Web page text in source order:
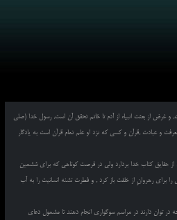
غرض از بعثت انبیاء از آدم تا خاتم تحقق آن است, رسول خدا (صلی
و عبادت ,قرآن و کسی که نزد او علم تمام قرآن است به یادگار
حقایق کتاب خدا بردارد ولی در فرصت کوتاهی که برای ششمین
برای رهروانِ از خلقت باز کرد , و فطرت تشنه انسانیت را به آب
توان دارند در مراسم سوگواری انجام دهند تا مشمول دعای